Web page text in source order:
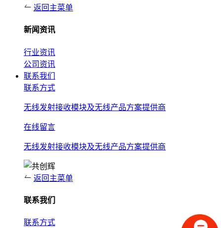
返回主菜单
新闻资讯
行业资讯
公司资讯
联系我们
联系方式
无线发射接收模块及无线产品方案提供商
在线留言
无线发射接收模块及无线产品方案提供商
返回主菜单
联系我们
联系方式